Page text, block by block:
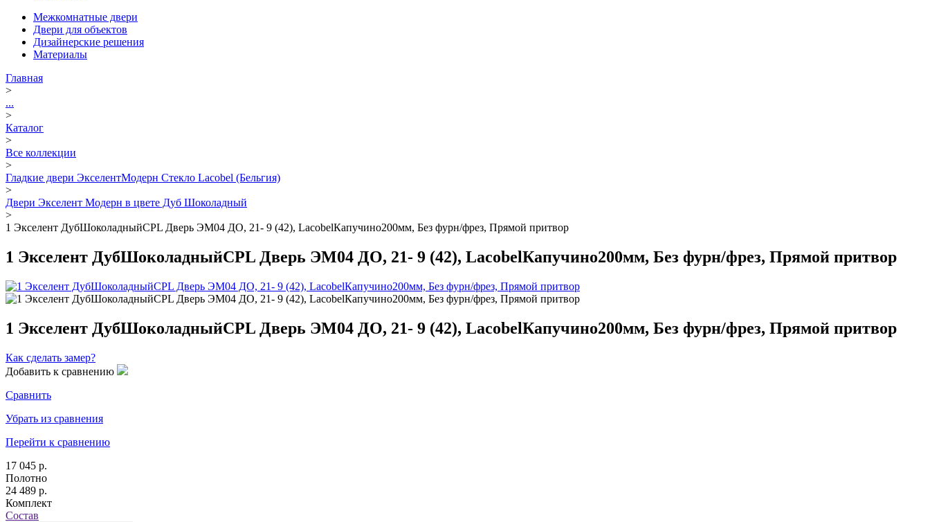
Межкомнатные двери
Двери для объектов
Дизайнерские решения
Материалы
Главная
>
...
>
Каталог
>
Все коллекции
>
Гладкие двери ЭкселентМодерн Стекло Lacobel (Бельгия)
>
Двери Экселент Модерн в цвете Дуб Шоколадный
>
1 Экселент ДубШоколадныйCPL Дверь ЭМ04 ДО, 21- 9 (42), LacobelКапучино200мм, Без фурн/фрез, Прямой притвор
1 Экселент ДубШоколадныйCPL Дверь ЭМ04 ДО, 21- 9 (42), LacobelКапучино200мм, Без фурн/фрез, Прямой притвор
1 Экселент ДубШоколадныйCPL Дверь ЭМ04 ДО, 21- 9 (42), LacobelКапучино200мм, Без фурн/фрез, Прямой притвор
Как сделать замер?
Добавить к сравнению
Сравнить
Убрать из сравнения
Перейти к сравнению
17 045 р.
Полотно
24 489 р.
Комплект
Состав